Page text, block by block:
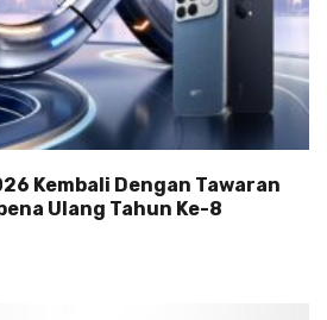
Kembali Dengan Tawaran
Ulang Tahun Ke-8